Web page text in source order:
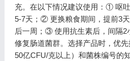
充。在以下情况建议使用：① 呕
5-7天；② 更换粮食期间，提前3
后一周；③ 使用抗生素后，间隔2
修复肠道菌群。选择产品时，优
50亿CFU/克以上）和菌株编号的